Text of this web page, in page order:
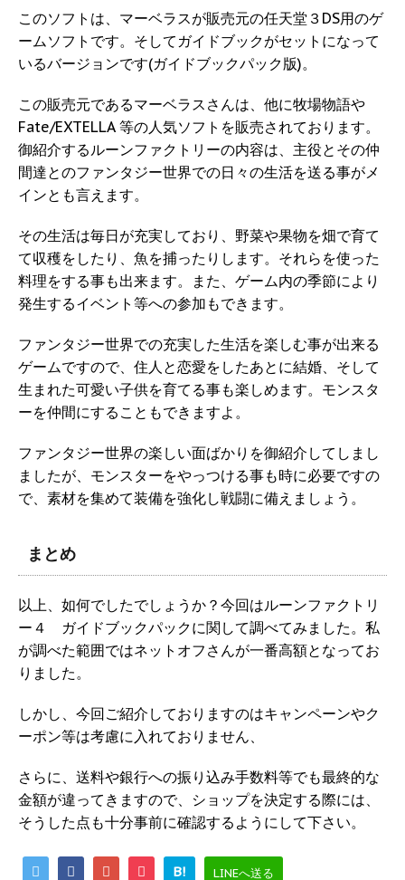
このソフトは、マーベラスが販売元の任天堂３DS用のゲ
ームソフトです。そしてガイドブックがセットになって
いるバージョンです(ガイドブックパック版)。
この販売元であるマーベラスさんは、他に牧場物語や
Fate/EXTELLA 等の人気ソフトを販売されております。
御紹介するルーンファクトリーの内容は、主役とその仲
間達とのファンタジー世界での日々の生活を送る事がメ
インとも言えます。
その生活は毎日が充実しており、野菜や果物を畑で育て
て収穫をしたり、魚を捕ったりします。それらを使った
料理をする事も出来ます。また、ゲーム内の季節により
発生するイベント等への参加もできます。
ファンタジー世界での充実した生活を楽しむ事が出来る
ゲームですので、住人と恋愛をしたあとに結婚、そして
生まれた可愛い子供を育てる事も楽しめます。モンスタ
ーを仲間にすることもできますよ。
ファンタジー世界の楽しい面ばかりを御紹介してしまし
ましたが、モンスターをやっつける事も時に必要ですの
で、素材を集めて装備を強化し戦闘に備えましょう。
まとめ
以上、如何でしたでしょうか？今回はルーンファクトリ
ー４ ガイドブックパックに関して調べてみました。私
が調べた範囲ではネットオフさんが一番高額となってお
りました。
しかし、今回ご紹介しておりますのはキャンペーンやク
ーポン等は考慮に入れておりません、
さらに、送料や銀行への振り込み手数料等でも最終的な
金額が違ってきますので、ショップを決定する際には、
そうした点も十分事前に確認するようにして下さい。
B! LINEへ送る